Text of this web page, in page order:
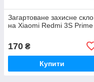
Загартоване захисне скло
на Xiaomi Redmi 3S Prime
170 ₴
Купити